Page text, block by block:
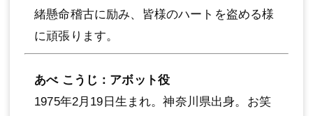
緒懸命稽古に励み、皆様のハートを盗める様
に頑張ります。
あべ こうじ：アボット役
1975年2⽉19⽇⽣まれ。神奈川県出⾝。お笑